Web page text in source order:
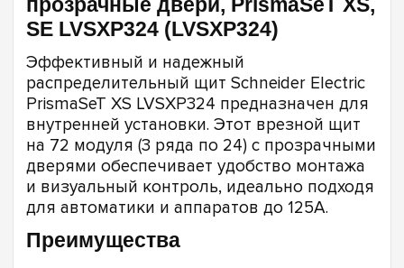
SE LVSXP324 (LVSXP324)
Эффективный и надежный
распределительный щит Schneider Electric
PrismaSeT XS LVSXP324 предназначен для
внутренней установки. Этот врезной щит
на 72 модуля (3 ряда по 24) с прозрачными
дверями обеспечивает удобство монтажа
и визуальный контроль, идеально подходя
для автоматики и аппаратов до 125А.
Преимущества